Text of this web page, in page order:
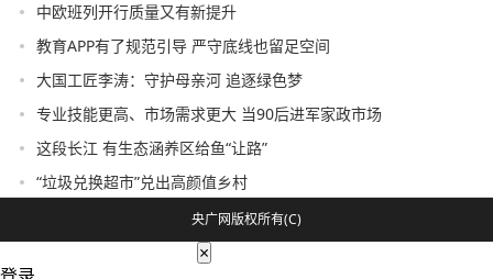
中欧班列开行质量又有新提升
教育APP有了规范引导 严守底线也留足空间
大国工匠李涛：守护母亲河 追逐绿色梦
专业技能更高、市场需求更大 当90后进军家政市场
这段长江 有生态涵养区给鱼“让路”
“垃圾兑换超市”兑出高颜值乡村
央广网版权所有(C)
×